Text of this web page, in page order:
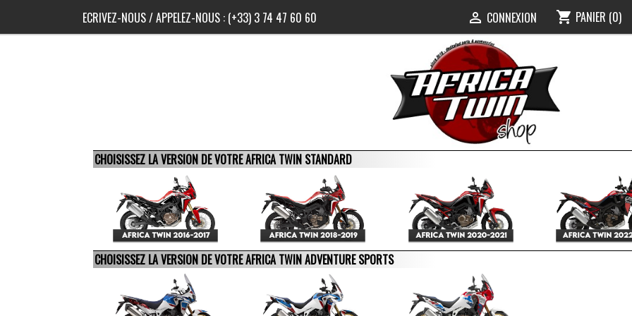
ECRIVEZ-NOUS/ APPELEZ-NOUS : (+33) 3 74 47 60 60  CONNEXION shopping_cart PANIER (0)
CHOISISSEZ LA VERSION DE VOTRE AFRICA TWIN STANDARD
CHOISISSEZ LA VERSION DE VOTRE AFRICA TWIN ADVENTURE SPORTS